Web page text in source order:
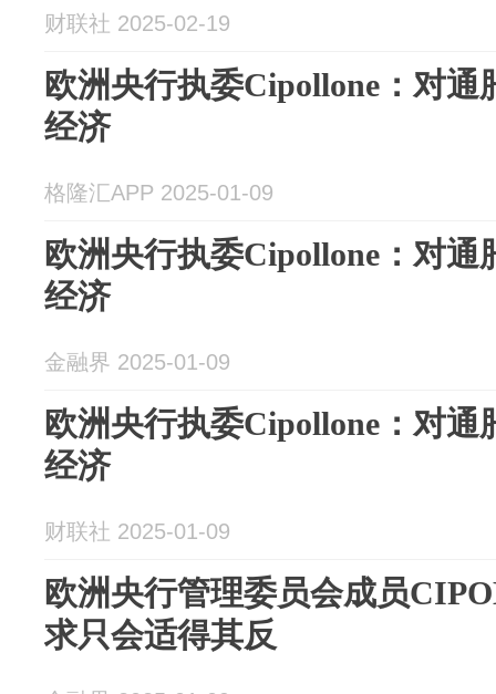
财联社 2025-02-19
欧洲央行执委Cipollone：对通
经济
格隆汇APP 2025-01-09
欧洲央行执委Cipollone：对通
经济
金融界 2025-01-09
欧洲央行执委Cipollone：对通
经济
财联社 2025-01-09
欧洲央行管理委员会成员
求只会适得其反